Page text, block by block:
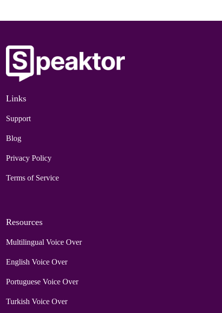
Links
Support
Blog
Privacy Policy
Terms of Service
Resources
Multilingual Voice Over
English Voice Over
Portuguese Voice Over
Turkish Voice Over